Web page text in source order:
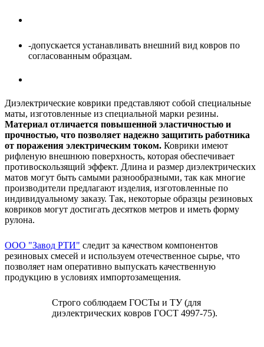
-допускается устанавливать внешний вид ковров по
согласованным образцам.
Диэлектрические коврики представляют собой специальные
маты, изготовленные из специальной марки резины.
Материал отличается повышенной эластичностью и
прочностью, что позволяет надежно защитить работника
от поражения электрическим током. Коврики имеют
рифленую внешнюю поверхность, которая обеспечивает
противоскользящий эффект. Длина и размер диэлектрических
матов могут быть самыми разнообразными, так как многие
производители предлагают изделия, изготовленные по
индивидуальному заказу. Так, некоторые образцы резиновых
ковриков могут достигать десятков метров и иметь форму
рулона.
ООО "Завод РТИ" следит за качеством компонентов
резиновых смесей и используем отечественное сырье, что
позволяет нам оперативно выпускать качественную
продукцию в условиях импортозамещения.
Строго соблюдаем ГОСТы и ТУ (для
диэлектрических ковров ГОСТ 4997-75).